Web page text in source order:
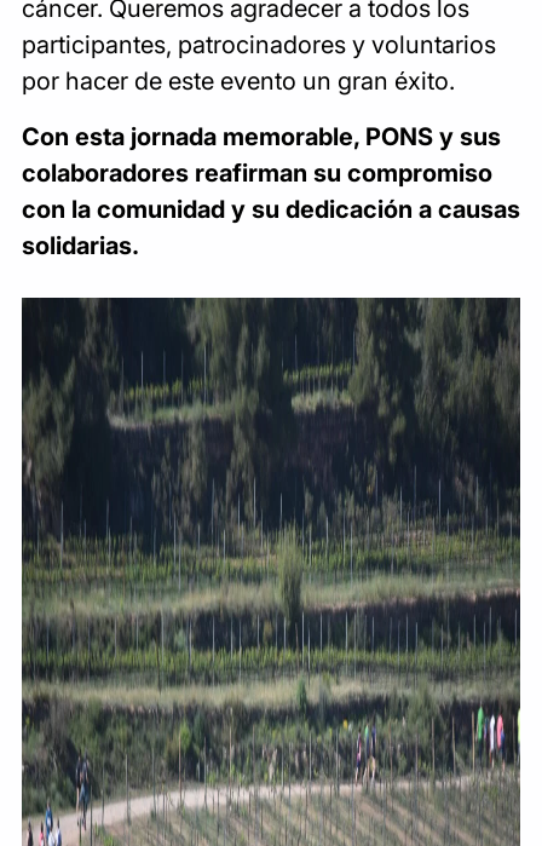
cáncer. Queremos agradecer a todos los
participantes, patrocinadores y voluntarios
por hacer de este evento un gran éxito.
Con esta jornada memorable, PONS y sus
colaboradores reafirman su compromiso
con la comunidad y su dedicación a causas
solidarias.